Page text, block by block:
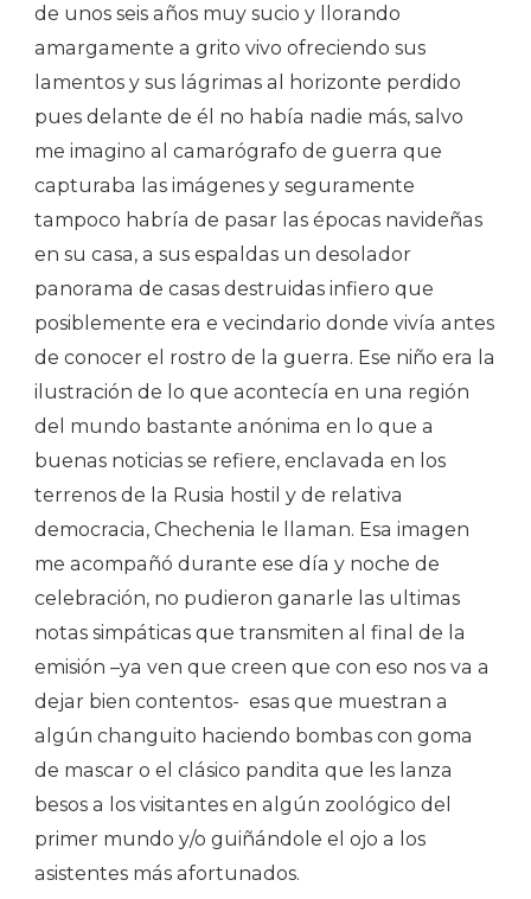
de unos seis años muy sucio y llorando
amargamente a grito vivo ofreciendo sus
lamentos y sus lágrimas al horizonte perdido
pues delante de él no había nadie más, salvo
me imagino al camarógrafo de guerra que
capturaba las imágenes y seguramente
tampoco habría de pasar las épocas navideñas
en su casa, a sus espaldas un desolador
panorama de casas destruidas infiero que
posiblemente era e vecindario donde vivía antes
de conocer el rostro de la guerra. Ese niño era la
ilustración de lo que acontecía en una región
del mundo bastante anónima en lo que a
buenas noticias se refiere, enclavada en los
terrenos de la Rusia hostil y de relativa
democracia, Chechenia le llaman. Esa imagen
me acompañó durante ese día y noche de
celebración, no pudieron ganarle las ultimas
notas simpáticas que transmiten al final de la
emisión –ya ven que creen que con eso nos va a
dejar bien contentos- esas que muestran a
algún changuito haciendo bombas con goma
de mascar o el clásico pandita que les lanza
besos a los visitantes en algún zoológico del
primer mundo y/o guiñándole el ojo a los
asistentes más afortunados.